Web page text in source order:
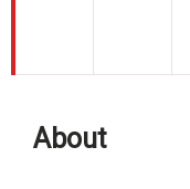
About